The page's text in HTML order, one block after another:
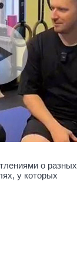
о разных
у которых